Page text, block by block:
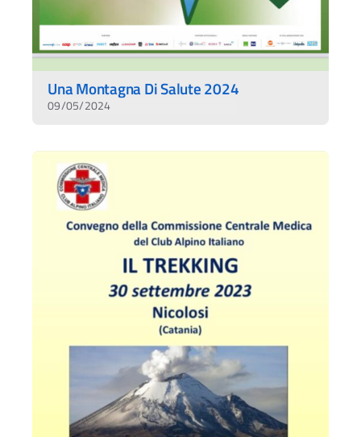
Una Montagna Di Salute 2024
09/05/2024